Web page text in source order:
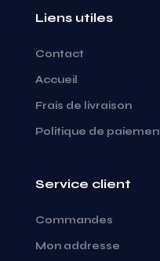
Liens utiles
Contact
Accueil
Frais de livraison
Politique de
Service client
Commandes
Mon addresse